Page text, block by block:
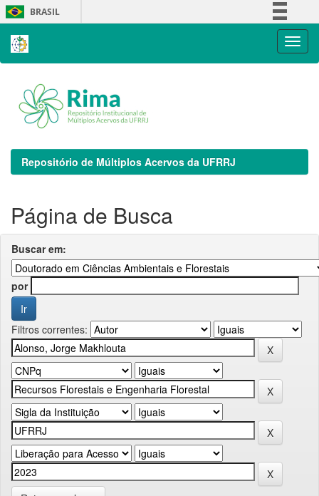
Skip
navigation
BRASIL
Repositório de Múltiplos Acervos da UFRRJ
Página de Busca
Buscar em:
por
Filtros correntes: